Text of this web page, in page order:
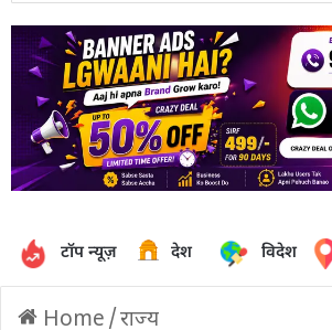
टॉप न्यूज़ देश विदेश
Home /राज्य